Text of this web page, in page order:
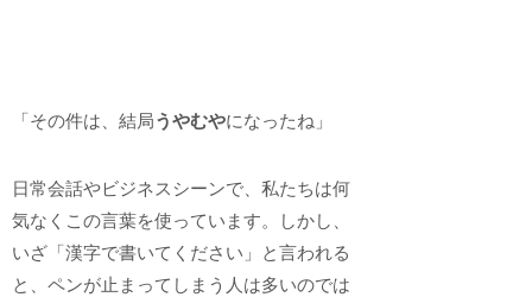
「その件は、結局うやむやになったね」
日常会話やビジネスシーンで、私たちは何
気なくこの言葉を使っています。しかし、
いざ「漢字で書いてください」と言われる
と、ペンが止まってしまう人は多いのでは